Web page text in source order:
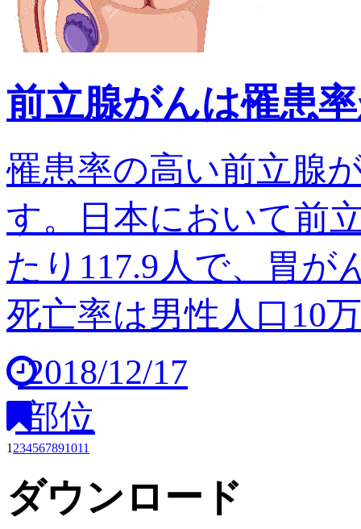
前立腺がんは罹患
罹患率の高い前立腺
す。日本において前
たり117.9人で、胃が
死亡率は男性人口10
2018/12/17
部位
1 234567891011
ダウンロード